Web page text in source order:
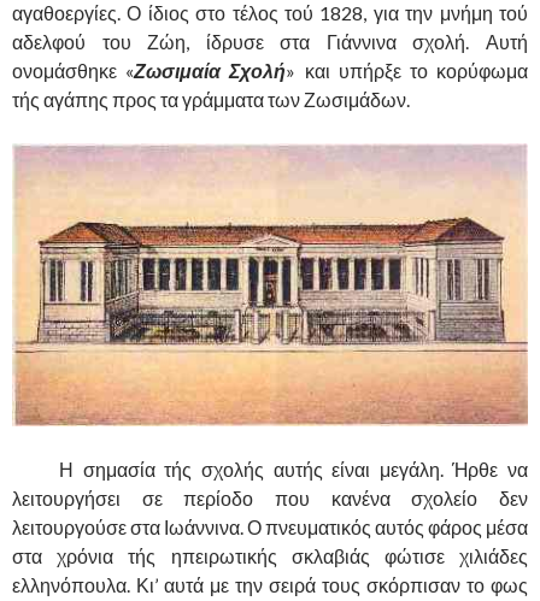
αγαθοεργίες. Ο ίδιος στο τέλος τού 1828, για την μνήμη τού
αδελφού του Ζώη, ίδρυσε στα Γιάννινα σχολή. Αυτή
ονομάσθηκε «Ζωσιμαία Σχολή» και υπήρξε το κορύφωμα
τής αγάπης προς τα γράμματα των Ζωσιμάδων.
Η σημασία τής σχολής αυτής είναι μεγάλη. Ήρθε να
λειτουργήσει σε περίοδο που κανένα σχολείο δεν
λειτουργούσε στα Ιωάννινα. Ο πνευματικός αυτός φάρος μέσα
στα χρόνια τής ηπειρωτικής σκλαβιάς φώτισε χιλιάδες
ελληνόπουλα. Κι’ αυτά με την σειρά τους σκόρπισαν το φως